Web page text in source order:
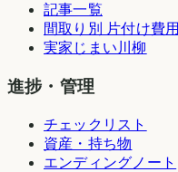
記事一覧
間取り別 片付け費用
実家じまい川柳
進捗・管理
チェックリスト
資産・持ち物
エンディングノート